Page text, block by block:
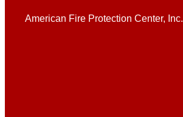
American Fire Protection Center, Inc.